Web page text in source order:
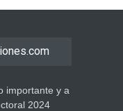
importante y a
2024